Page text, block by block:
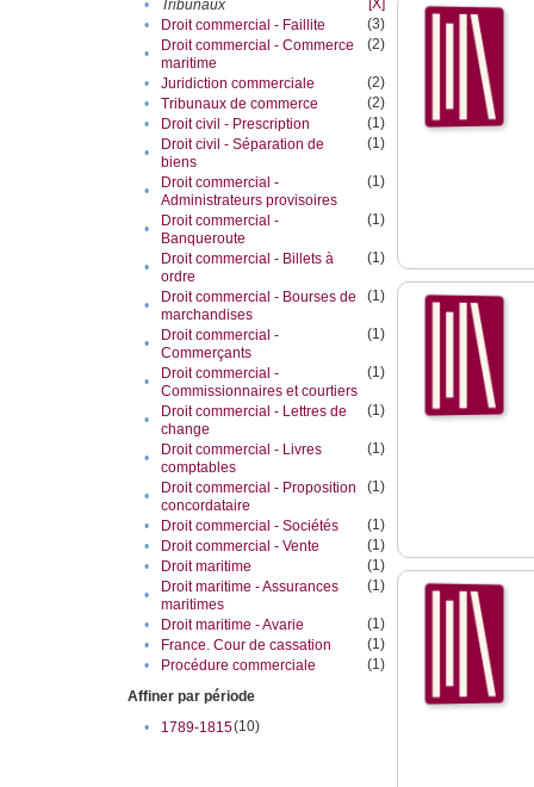
•
Tribunaux
[X]
•
Droit commercial - Faillite
(3)
•
Droit commercial - Commerce
maritime
(2)
• Juridiction commerciale
(2)
•
Tribunaux de commerce
(2)
•
Droit civil - Prescription
(1)
•
Droit civil - Séparation de
biens
(1)
•
Droit commercial -
Administrateurs provisoires
(1)
•
Droit commercial -
Banqueroute
(1)
•
Droit commercial - Billets à
ordre
(1)
•
Droit commercial - Bourses de
marchandises
(1)
•
Droit commercial -
Commerçants
(1)
•
Droit commercial -
Commissionnaires et courtiers
(1)
•
Droit commercial - Lettres de
change
(1)
•
Droit commercial - Livres
comptables
(1)
•
Droit commercial - Proposition
concordataire
(1)
• Droit commercial - Sociétés
(1)
•
Droit commercial - Vente
(1)
•
Droit maritime
(1)
•
Droit maritime - Assurances
maritimes
(1)
• Droit maritime - Avarie
(1)
•
France. Cour de cassation
(1)
•
Procédure commerciale
(1)
Affiner par période
•
1789-1815(10)